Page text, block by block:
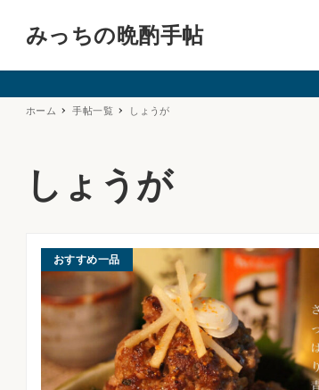
みっちの晩酌手帖
ホーム 手帖一覧 しょうが
しょうが
おすすめ一品